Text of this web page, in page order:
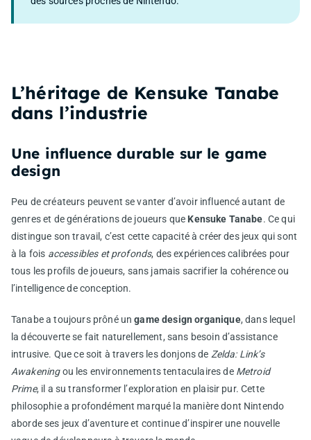
L’héritage de Kensuke Tanabe
dans l’industrie
Une influence durable sur le game
design
Peu de créateurs peuvent se vanter d’avoir influencé autant de
genres et de générations de joueurs que Kensuke Tanabe. Ce qui
distingue son travail, c’est cette capacité à créer des jeux qui sont
à la fois accessibles et profonds, des expériences calibrées pour
tous les profils de joueurs, sans jamais sacrifier la cohérence ou
l’intelligence de conception.
Tanabe a toujours prôné ungame design organique, dans lequel
la découverte se fait naturellement, sans besoin d’assistance
intrusive. Que ce soit à travers les donjons de Zelda: Link’s
Awakeningou les environnements tentaculaires de Metroid
Prime, il a su transformer l’exploration en plaisir pur. Cette
philosophie a profondément marqué la manière dont Nintendo
aborde ses jeux d’aventure et continue d’inspirer une nouvelle